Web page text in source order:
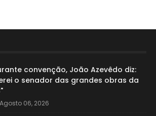
convenção, João Azevêdo diz:
o senador das grandes obras da
Agosto 06, 2026